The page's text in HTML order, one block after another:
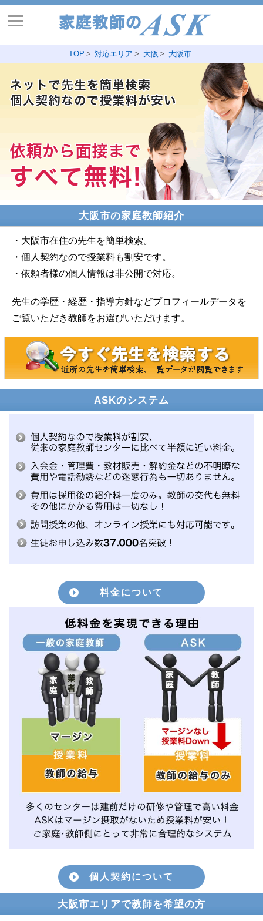
TOP 対応エリア 大阪 大阪市
大阪市の家庭教師紹介
・大阪市在住の先生を簡単検索。
・個人契約なので授業料も割安です。
・依頼者様の個人情報は非公開で対応。
先生の学歴・経歴・指導方針などプロフィールデータを
ご覧いただき教師をお選びいただけます。
ASKのシステム
料金について
個人契約について
大阪市エリアで教師を希望の方